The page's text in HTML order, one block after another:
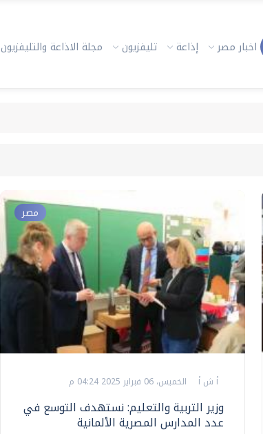
اخبار مصر إذاعة تليفزيون مجلة الاذاعة والتليفزيون
مصر
أ ش أ الخميس، 06 فبراير 2025 04:24 م
وزير التربية والتعليم: نستهدف التوسع في
عدد المدارس المصرية الألمانية